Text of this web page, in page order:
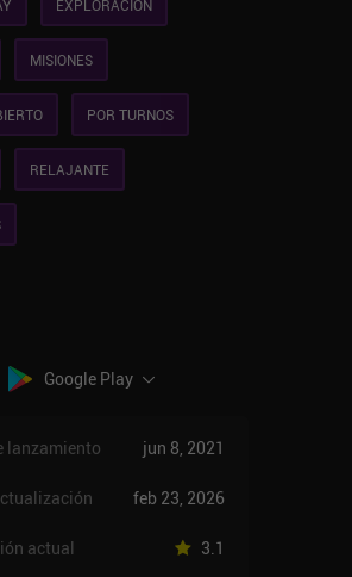
EXPLORACIÓN
MISIONES
POR TURNOS
RELAJANTE
Google Play
lanzamiento jun 8, 2021
feb 23, 2026
actual 3.1